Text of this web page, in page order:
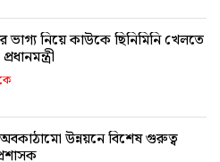
নিয়ে কাউকে ছিনিমিনি খেলতে
অবকাঠামো উন্নয়নে বিশেষ গুরুত্ব